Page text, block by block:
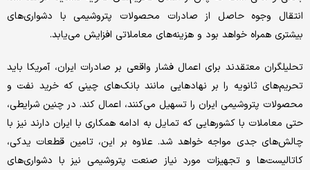
انتقال وجوه حاصل از صادرات محصولات پتروشیمی با دشواری‌‌های
بیشتری همراه خواهد بود و هزینه‌های معاملاتی افزایش می‌‌یابد.
تحلیلگران معتقدند برای اعمال فشار واقعی بر صادرات ایران، آمریکا باید
تحریم‌های ثانویه را بر نهادهایی مانند بانک‌های چینی که خرید نفت و
محصولات پتروشیمی ایران را تسهیل می‌‌کنند، اعمال کند. در چنین شرایطی،
حتی معاملات با کشورهایی که تمایل به ادامه همکاری با ایران دارند نیز با
چالش‌‌های جدی مواجه خواهد شد. علاوه بر این، تامین قطعات یدکی،
کاتالیست‌‌ها و تجهیزات مورد نیاز صنعت پتروشیمی نیز با دشواری‌‌های